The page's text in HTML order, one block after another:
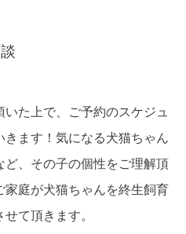
た上で、ご予約のスケジュ
ます！気になる犬猫ちゃん
、その子の個性をご理解頂
家庭が犬猫ちゃんを終生飼育
て頂きます。